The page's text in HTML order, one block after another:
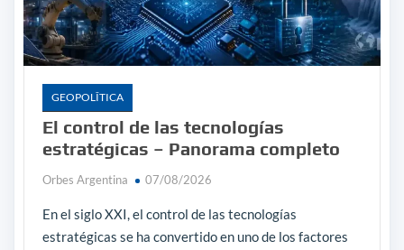
GEOPOLÎTICA
El control de las tecnologías
estratégicas – Panorama completo
Orbes Argentina 07/08/2026
En el siglo XXI, el control de las tecnologías
estratégicas se ha convertido en uno de los factores